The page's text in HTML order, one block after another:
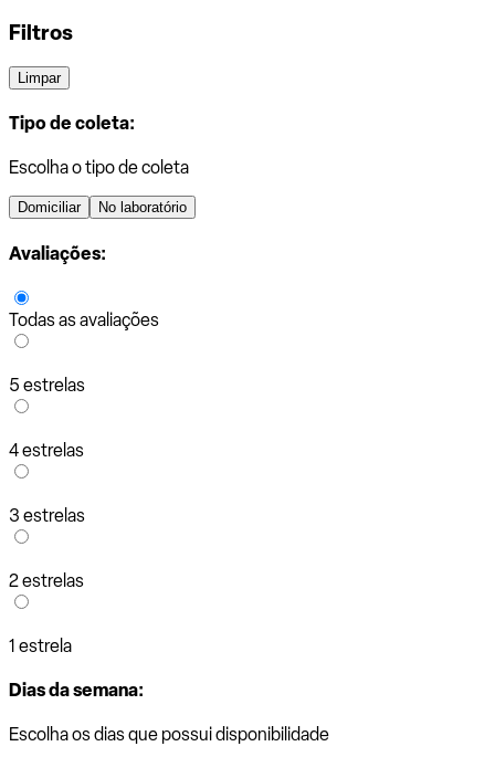
Filtros
Limpar
Tipo de coleta:
Escolha o tipo de coleta
Domiciliar No laboratório
Avaliações:
Todas as avaliações
5 estrelas
4 estrelas
3 estrelas
2 estrelas
1 estrela
Dias da semana:
Escolha os dias que possui disponibilidade